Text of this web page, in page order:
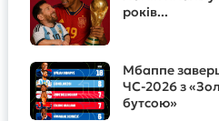
років...
Мбаппе
ЧС-2026 з
бутсою»